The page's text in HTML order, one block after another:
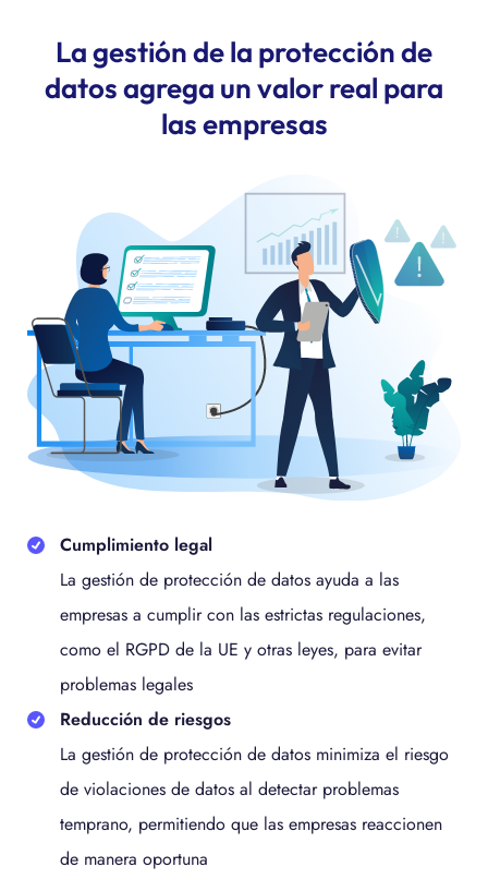
La gestión de la protección de
datos agrega un valor real para
las empresas
Cumplimiento legal
La gestión de protección de datos ayuda a las
empresas a cumplir con las estrictas regulaciones,
como el RGPD de la UE y otras leyes, para evitar
problemas legales
Reducción de riesgos
La gestión de protección de datos minimiza el riesgo
de violaciones de datos al detectar problemas
temprano, permitiendo que las empresas reaccionen
de manera oportuna